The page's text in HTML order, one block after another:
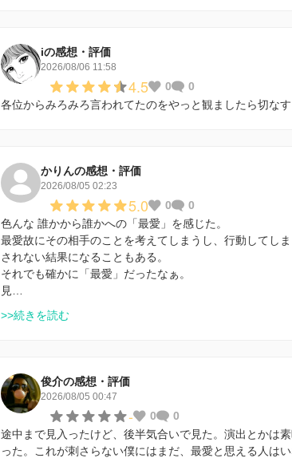
iの感想・評価
2026/08/06 11:58
4.5 0
0
各位からみろみろ言われてたのをやっと観ましたら切な
かりんの感想・評価
2026/08/05 02:23
5.0 0
0
色んな 誰かから誰かへの「最愛」を感じた。
最愛故にその相手のことを考えてしまうし、行動してし
されない結果になることもある。
それでも確かに「最愛」だったなぁ。
見…
>>続きを読む
俊介の感想・評価
2026/08/05 00:47
- 0
0
途中まで見入ったけど、後半気合いで見た。演出とかは
った。これが刺さらない僕にはまだ、最愛と思える人はい